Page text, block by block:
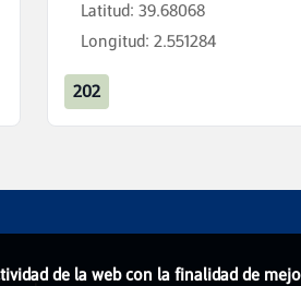
Latitud: 39.68068
Longitud: 2.551284
202
de la web con la finalidad de